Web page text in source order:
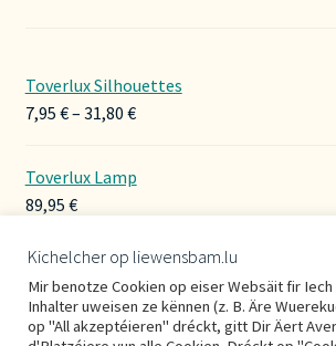
Toverlux Silhouettes
7,95 €– 31,80 €Preisspanne:
Toverlux Lamp
89,95 €
Hoerbänner Wollwalk
29,00€
Kichelcher op liewensbam.lu
Mir benotze Cookien op eiser Websäit fir
Inhalter uweisen ze kënnen (z. B. Äre
op "All akzeptéieren" dréckt, gitt Dir Äert